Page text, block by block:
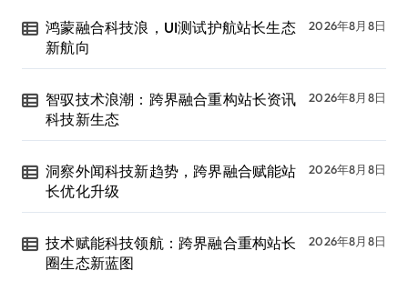
鸿蒙融合科技浪，UI测试护航站长生态
新航向
2026年8月8日
智驭技术浪潮：跨界融合重构站长资讯
科技新生态
2026年8月8日
洞察外闻科技新趋势，跨界融合赋能站
长优化升级
2026年8月8日
技术赋能科技领航：跨界融合重构站长
圈生态新蓝图
2026年8月8日